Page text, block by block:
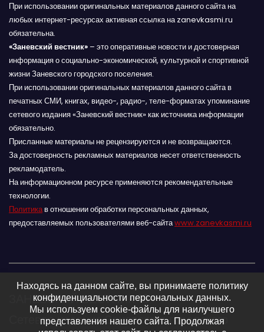
При использовании оригинальных материалов данного сайта на
любых интернет-ресурсах активная ссылка на zanevkasmi.ru
обязательна.
«Заневский вестник» – это оперативные новости и достоверная
информация о социально-экономической, культурной и спортивной
жизни Заневского городского поселения.
При использовании оригинальных материалов данного сайта в
печатных СМИ, книгах, видео-, радио-, теле-форматах упоминание
сетевого издания «Заневский вестник» как источника информации
обязательно.
Присланные материалы не рецензируются и не возвращаются.
За достоверность рекламных материалов несет ответственность
рекламодатель.
На информационном ресурсе применяются рекомендательные
технологии.
Политикав отношении обработки персональных данных,
предоставляемых пользователями веб-сайтаwww.zanevkasmi.ru
ЗАНЕВСКИЙ ВЕСТНИК 16+
Сетевое издание Заневского городского
Находясь на данном сайте, вы принимаете политику
конфиденциальности персональных данных.
Мы используем cookie-файлы для наилучшего
представления нашего сайта. Продолжая